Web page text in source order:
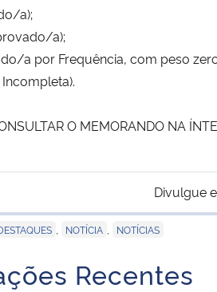
a);
a);
a por Frequência, com peso
O MEMORANDO NA
Divulgue
NOTÍCIA NOTÍCIAS
Recentes